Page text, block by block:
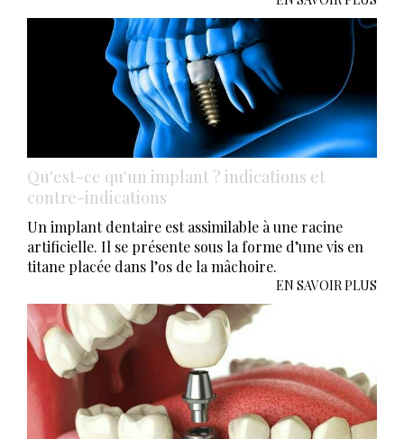
Qu'est-ce qu'un implant ? indications et
contre-indications
Un implant dentaire est assimilable à une racine
artificielle. Il se présente sous la forme d’une vis en
titane placée dans l’os de la mâchoire.
EN SAVOIR PLUS